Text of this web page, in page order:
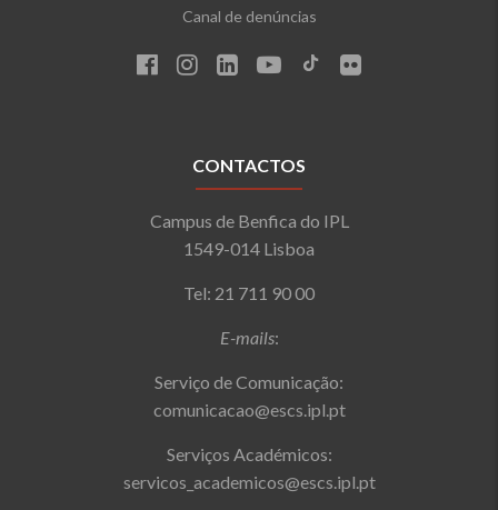
Canal de denúncias
CONTACTOS
Campus de Benfica do IPL
1549-014 Lisboa
Tel: 21 711 90 00
E-mails:
Serviço de Comunicação:
comunicacao@escs.ipl.pt
Serviços Académicos:
servicos_academicos@escs.ipl.pt